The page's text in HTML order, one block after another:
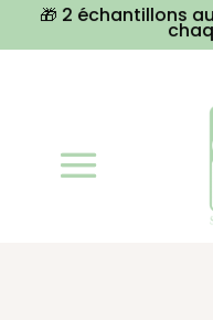
🎁 2 échantillons